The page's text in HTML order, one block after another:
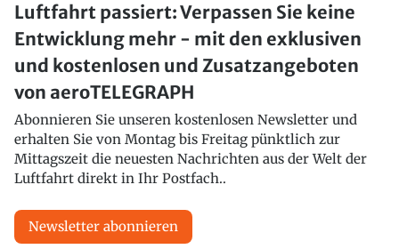
Luftfahrt passiert: Verpassen Sie keine
Entwicklung mehr - mit den exklusiven
und kostenlosen und Zusatzangeboten
von aeroTELEGRAPH
Abonnieren Sie unseren kostenlosen Newsletter und
erhalten Sie von Montag bis Freitag pünktlich zur
Mittagszeit die neuesten Nachrichten aus der Welt der
Luftfahrt direkt in Ihr Postfach..
Newsletter abonnieren